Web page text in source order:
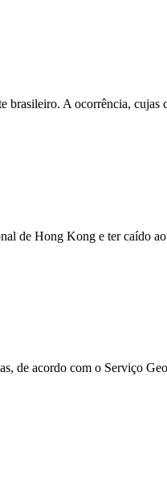
A ocorrência,
de Hong Kong e ter caído
de acordo com o Serviço